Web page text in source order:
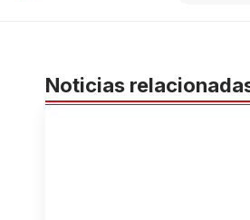
Noticias